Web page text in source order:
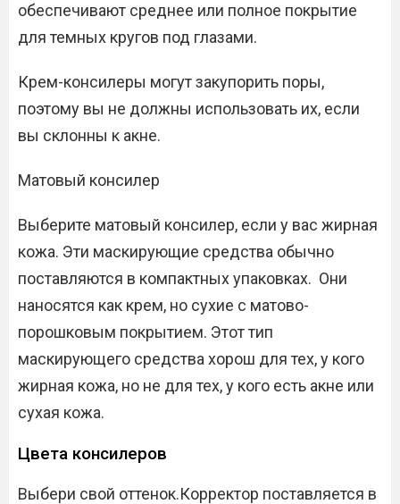
обеспечивают среднее или полное покрытие
для темных кругов под глазами.
Крем-консилеры могут закупорить поры,
поэтому вы не должны использовать их, если
вы склонны к акне.
Матовый консилер
Выберите матовый консилер, если у вас жирная
кожа. Эти маскирующие средства обычно
поставляются в компактных упаковках. Они
наносятся как крем, но сухие с матово-
порошковым покрытием. Этот тип
маскирующего средства хорош для тех, у кого
жирная кожа, но не для тех, у кого есть акне или
сухая кожа.
Цвета консилеров
Выбери свой оттенок.Корректор поставляется в